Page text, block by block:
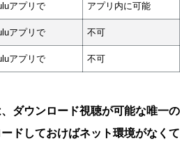
アプリで アプリ内に可能
アプリで 不可
アプリで 不可
ダウンロード視聴が可能な唯一の
ドしておけばネット環境がなくて